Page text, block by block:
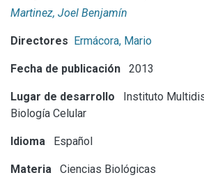
Martinez, Joel Benjamín
Directores Ermácora, Mario
Fecha de publicación 2013
Lugar de desarrollo
Instituto
Biología Celular
Idioma Español
Materia Ciencias Biológicas